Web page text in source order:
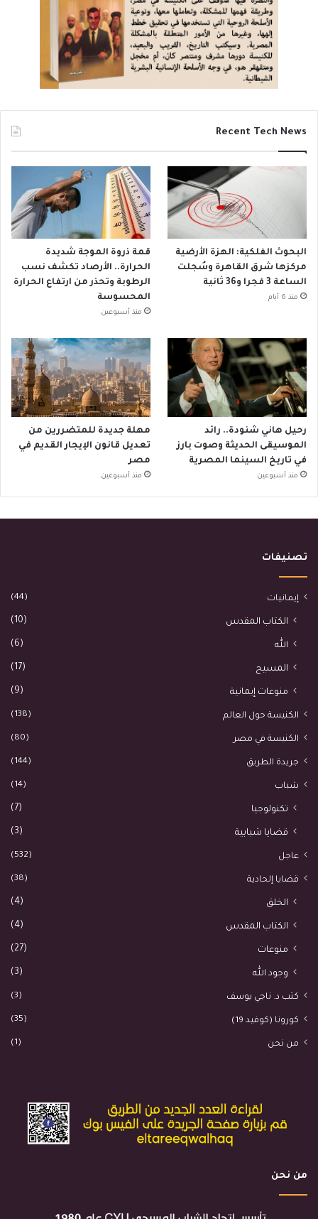
Recent Tech News
البحوث الفلكية: الهزة الأرضية
مركزها شرق القاهرة وسُجلت
الساعة 3 فجرا و36 ثانية
منذ 6 أيام
قمة ذروة الموجة شديدة
الحرارة.. الأرصاد تكشف نسب
الرطوبة وتحذر من ارتفاع الحرارة
المحسوسة
منذ أسبوعين
رحيل هاني شنودة.. رائد
الموسيقى الحديثة وصوت بارز
في تاريخ السينما المصرية
منذ أسبوعين
مهلة جديدة للمتضررين من
تعديل قانون الإيجار القديم في
مصر
منذ أسبوعين
تصنيفات
إيمانيات (44)
الكتاب المقدس (10)
الله (6)
المسيح (17)
منوعات إيمانية (9)
الكنيسة حول العالم (138)
الكنيسة في مصر (80)
جريدة الطريق (144)
شباب (14)
تكنولوجيا (7)
قضايا شبابية (3)
عاجل (532)
قضايا إلحادية (38)
الخلق (4)
الكتاب المقدس (4)
منوعات (27)
وجود الله (3)
كتب د. ناجي يوسف (3)
كورونا (كوفيد 19) (35)
من نحن (1)
من نحن